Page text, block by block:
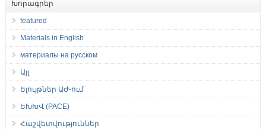
Խորագրեր
featured
Materials in English
материалы на русском
Այլ
Ելույթներ ԱԺ-ում
ԵԽԽՎ (PACE)
Հաշվետվություններ